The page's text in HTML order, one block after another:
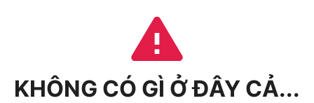
KHÔNG CÓ GÌ Ở ĐÂY CẢ...